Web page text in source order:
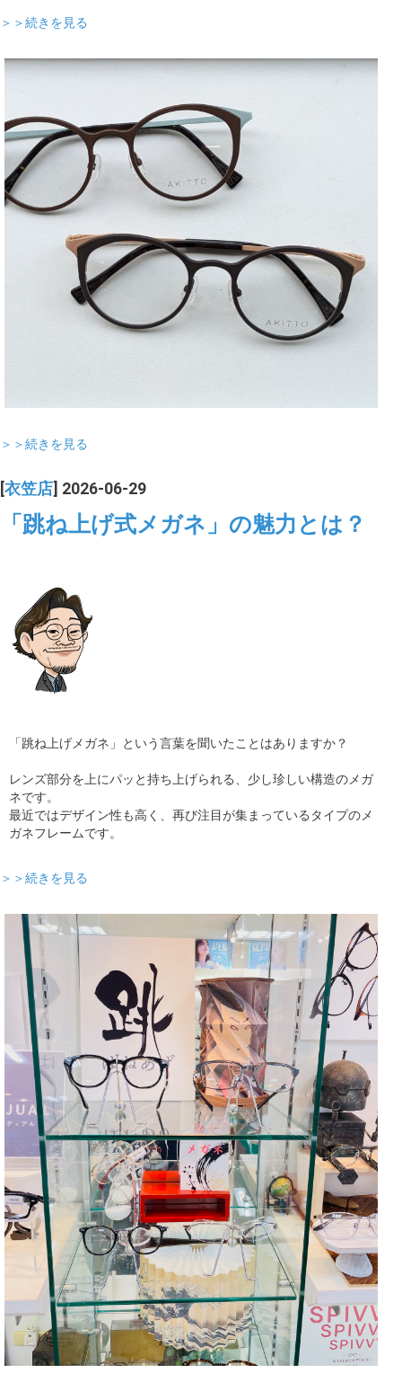
＞＞続きを見る
＞＞続きを見る
[衣笠店] 2026-06-29
「跳ね上げ式メガネ」の魅力とは？
「跳ね上げメガネ」という言葉を聞いたことはありますか？
レンズ部分を上にパッと持ち上げられる、少し珍しい構造のメガ
ネです。
最近ではデザイン性も高く、再び注目が集まっているタイプのメ
ガネフレームです。
＞＞続きを見る